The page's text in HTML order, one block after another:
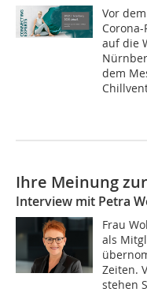
Vor
auf die
dem
Ihre Meinung
Interview mit Petra
Frau
als
Zeiten.
stehen